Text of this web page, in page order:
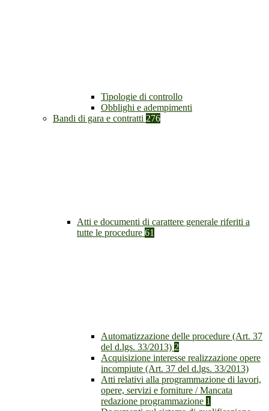
Tipologie di controllo
Obblighi e adempimenti
Bandi di gara e contratti 276
Atti e documenti di carattere generale riferiti a
tutte le procedure 61
Automatizzazione delle procedure (Art. 37
del d.lgs. 33/2013) 2
Acquisizione interesse realizzazione opere
incompiute (Art. 37 del d.lgs. 33/2013)
Atti relativi alla programmazione di lavori,
opere, servizi e forniture / Mancata
redazione programmazione 1